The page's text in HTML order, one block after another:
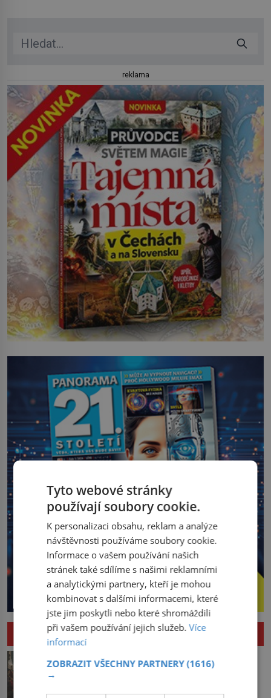
reklama
HISTORIE
Pád Maximiliena Robespierra: Zuřivého
jakobína nikdo nelitoval?
Tyto webové stránky
používají soubory cookie.
K personalizaci obsahu, reklam a analýze
návštěvnosti používáme soubory cookie.
Informace o vašem používání našich
stránek také sdílíme s našimi reklamními
a analytickými partnery, kteří je mohou
kombinovat s dalšími informacemi, které
jste jim poskytli nebo které shromáždili
při vašem používání jejich služeb.Více
informací
ZOBRAZIT VŠECHNY PARTNERY(1616)
→